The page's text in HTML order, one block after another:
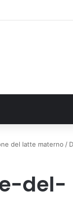
ampliare gli orari dei
del latte materno /
del-